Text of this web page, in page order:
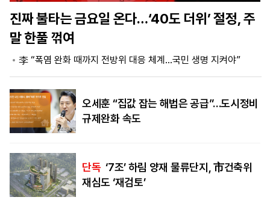
진짜 불타는 금요일 온다…‘40도 더위’ 절정, 주
말 한풀 꺾여
李 “폭염 완화 때까지 전방위 대응 체계…국민 생명 지켜야”
오세훈 “집값 잡는 해법은 공급”…도시정비
규제완화 속도
단독 ‘7조’ 하림 양재 물류단지, 市건축위
재심도 ‘재검토’